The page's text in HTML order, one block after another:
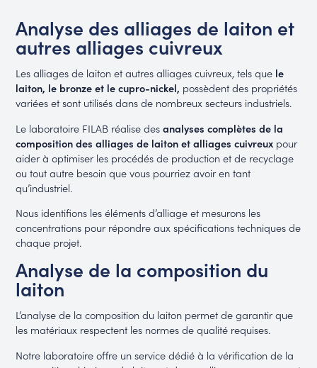
Analyse des alliages de laiton et
autres alliages cuivreux
Les alliages de laiton et autres alliages cuivreux, tels que le
laiton, le bronze et le cupro-nickel, possèdent des propriétés
variées et sont utilisés dans de nombreux secteurs industriels.
Le laboratoire FILAB réalise desanalyses complètes de la
composition des alliages de laiton et alliages cuivreux pour
aider à optimiser les procédés de production et de recyclage
ou tout autre besoin que vous pourriez avoir en tant
qu’industriel.
Nous identifions les éléments d’alliage et mesurons les
concentrations pour répondre aux spécifications techniques de
chaque projet.
Analyse de la composition du
laiton
L’analyse de la composition du laiton permet de garantir que
les matériaux respectent les normes de qualité requises.
Notre laboratoire offre un service dédié à la vérification de la